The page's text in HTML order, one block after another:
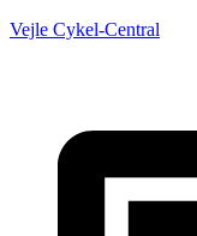
Vejle Cykel-Central